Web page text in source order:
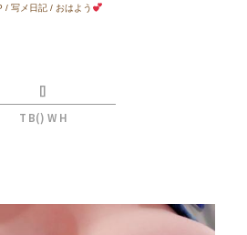
/ 写メ日記/ おはよう︎
[]
T B() W H